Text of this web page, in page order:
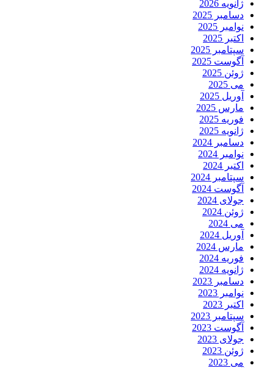
2026
2025
2025
2025
2025
2025
2025
2025
2025
2025
2025
2024
2024
2024
2024
2024
2024
2024
2024
2024
2024
2024
2023
2023
2023
2023
2023
2023
2023